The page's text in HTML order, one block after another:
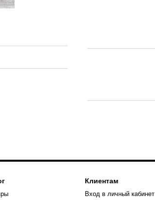
Клиентам
Вход в личный кабинет